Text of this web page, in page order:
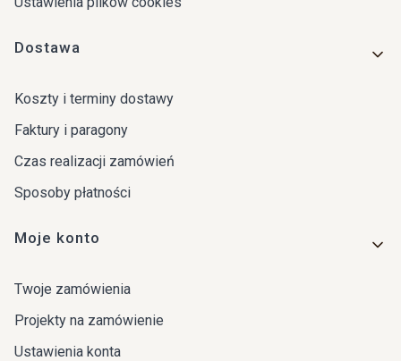
Dostawa
Koszty i terminy dostawy
Faktury i paragony
Czas realizacji zamówień
Sposoby płatności
Moje konto
Twoje zamówienia
Projekty na zamówienie
Ustawienia konta